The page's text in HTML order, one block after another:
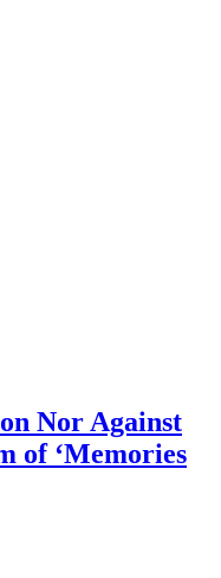
Nor Against
of ‘Memories